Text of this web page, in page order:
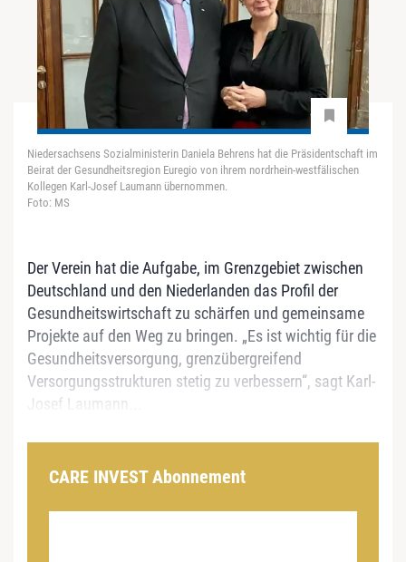
Niedersachsens Sozialministerin Daniela Behrens hat die Präsidentschaft im
Beirat der Gesundheitsregion Euregio von ihrem nordrhein-westfälischen
Kollegen Karl-Josef Laumann übernommen.
Foto: MS
Der Verein hat die Aufgabe, im Grenzgebiet zwischen
Deutschland und den Niederlanden das Profil der
Gesundheitswirtschaft zu schärfen und gemeinsame
Projekte auf den Weg zu bringen. „Es ist wichtig für die
Gesundheitsversorgung, grenzübergreifend
Versorgungsstrukturen stetig zu verbessern“, sagt Karl-
Josef Laumann...
CARE INVEST Abonnement